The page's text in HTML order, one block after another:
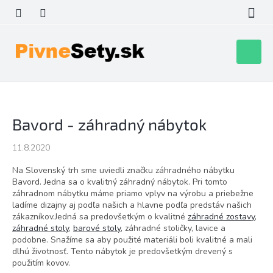
obsah
košík
Bavord - záhradný nábytok
11.8.2020
Na Slovenský trh sme uviedli značku záhradného nábytku
Bavord. Jedna sa o kvalitný záhradný nábytok. Pri tomto
záhradnom nábytku máme priamo vplyv na výrobu a priebežne
ladíme dizajny aj podľa našich a hlavne podľa predstáv našich
zákazníkov.Jedná sa predovšetkým o kvalitné záhradné zostavy,
záhradné stoly, barové stoly, záhradné stoličky, lavice a
podobne. Snažíme sa aby použité materiáli boli kvalitné a mali
dlhú životnosť. Tento nábytok je predovšetkým drevený s
použitím kovov.